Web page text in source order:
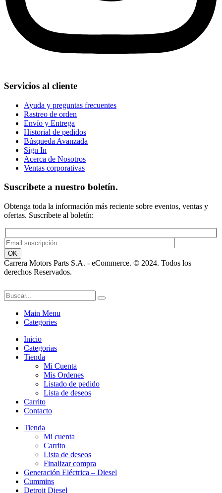
Servicios al cliente
Ayuda y preguntas frecuentes
Rastreo de orden
Envío y Entrega
Historial de pedidos
Búsqueda Avanzada
Sign In
Acerca de Nosotros
Ventas corporativas
Suscribete a nuestro boletín.
Obtenga toda la información más reciente sobre eventos, ventas y
ofertas. Suscríbete al boletín:
Carrera Motors Parts S.A. - eCommerce. © 2024. Todos los
derechos Reservados.
Main Menu
Categories
Inicio
Categorias
Tienda
Mi Cuenta
Mis Ordenes
Listado de pedido
Lista de deseos
Carrito
Contacto
Tienda
Mi cuenta
Carrito
Lista de deseos
Finalizar compra
Generación Eléctrica – Diesel
Cummins
Detroit Diesel